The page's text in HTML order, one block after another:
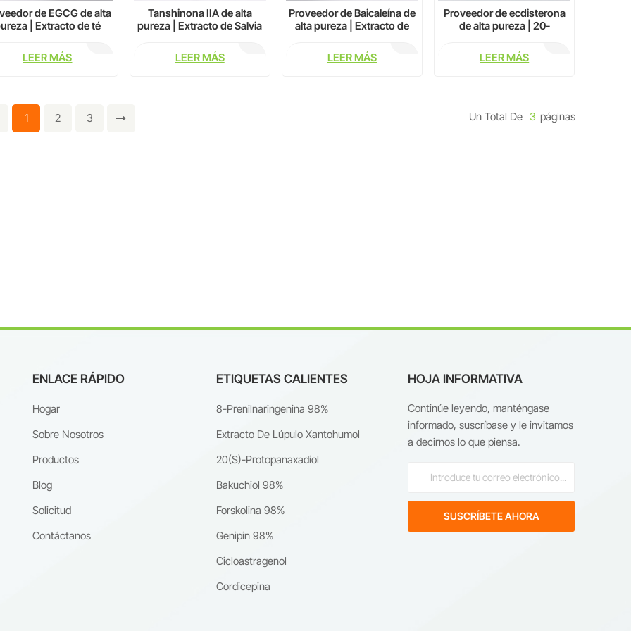
de EGCG de alta
| Extracto de té
LEER MÁS
Tanshinona IIA de alta
pureza | Extracto de Salvia
LEER MÁS
Proveedor de Baicaleína de
alta pureza | Extracto de
LEER MÁS
Proveedor de ecdisterona
de alta pureza | 20-
74-7
LEER MÁS
1 2 3 Un Total De 3 Páginas
ENLACE RÁPIDO
Hogar
Sobre Nosotros
Productos
Blog
Solicitud
Contáctanos
ETIQUETAS CALIENTES
8-Prenilnaringenina 98%
Extracto De Lúpulo Xantohumol
20(S)-Protopanaxadiol
Bakuchiol 98%
Forskolina 98%
Genipin 98%
Cicloastragenol
Cordicepina
HOJA INFORMATIVA
Continúe leyendo, manténgase
informado, suscríbase y le invitamos
a decirnos lo que piensa.